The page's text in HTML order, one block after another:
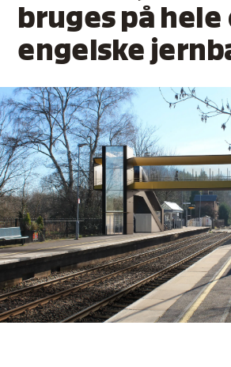
bruges på hele
engelske